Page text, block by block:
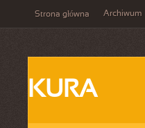
Strona główna Archiwum
KURA